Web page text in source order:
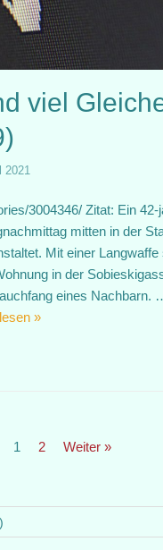
viel
2021
3004346/ Zitat: Ein 42-
mitten in der
Mit einer
in der
eines Nachbarn.
»
1 2 Weiter »